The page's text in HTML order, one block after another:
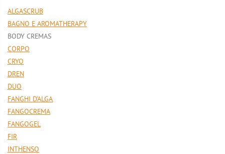
ALGASCRUB
BAGNO E AROMATHERAPY
BODY CREMAS
CORPO
CRYO
DREN
DUO
FANGHI D’ALGA
FANGOCREMA
FANGOGEL
FIR
INTHENSO